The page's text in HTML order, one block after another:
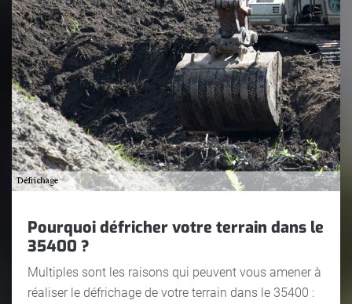
Pourquoi défricher votre terrain dans le
35400 ?
Multiples sont les raisons qui peuvent vous amener à
réaliser le défrichage de votre terrain dans le 35400 :